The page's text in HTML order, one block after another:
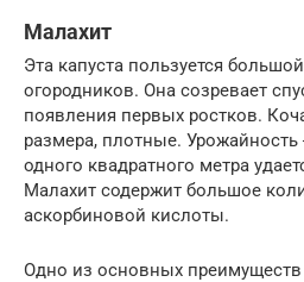
Малахит
Эта капуста пользуется
огородников. Она созревает
появления первых ростков.
размера, плотные.
одного квадратного метра
Малахит содержит большое
аскорбиновой кислоты.
Одно из основных